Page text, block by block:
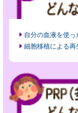
自分の血液を使っ
細胞移植による再